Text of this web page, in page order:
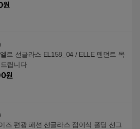
원
르 선글라스 EL158_04 / ELLE 펜던트 목
립니다
원
즈 편광 패션 선글라스 접이식 폴딩 선그